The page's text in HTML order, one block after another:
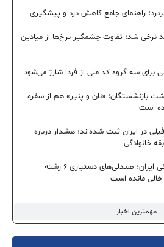
مهمترین اخبار
راهنمای جامع کاهش درد و پیشگیری
نرخی شد؛ تفاوت چشمگیر نرخ‌ها از میادین
برای سه گروه کد ملی از فردا شارژ می‌شود
بازنشستگان؛ «نان و پنیر» هم از سفره
است
بیمار هموفیلی در ایران ثبت شده‌اند؛ هشدار درباره
خانوادگی
هشدار درباره آینده پزشکی ایران؛ صندلی‌های دستیاری ۶ رشته
مانده است